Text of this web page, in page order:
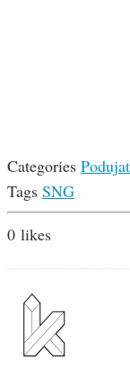
Categories
Tags SNG
0 likes